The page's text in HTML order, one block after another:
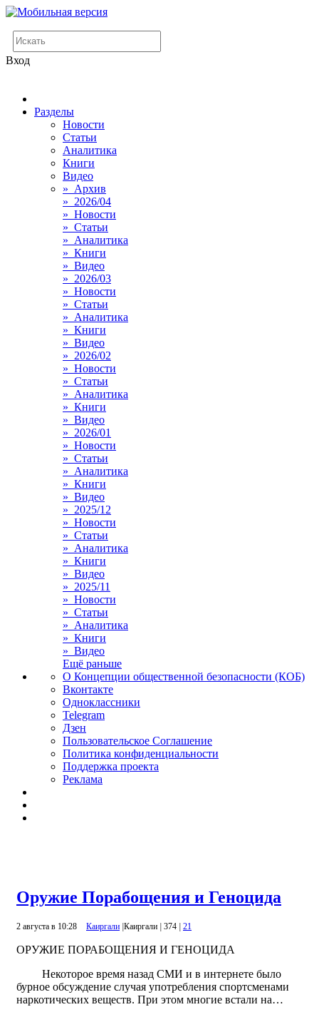
Вход
Разделы
Новости
Статьи
Аналитика
Книги
Видео
» Архив
» 2026/04
» Новости
» Статьи
» Аналитика
» Книги
» Видео
» 2026/03
» Новости
» Статьи
» Аналитика
» Книги
» Видео
» 2026/02
» Новости
» Статьи
» Аналитика
» Книги
» Видео
» 2026/01
» Новости
» Статьи
» Аналитика
» Книги
» Видео
» 2025/12
» Новости
» Статьи
» Аналитика
» Книги
» Видео
» 2025/11
» Новости
» Статьи
» Аналитика
» Книги
» Видео
Ещё раньше
О Концепции общественной безопасности (КОБ)
Вконтакте
Одноклассники
Telegram
Дзен
Пользовательское Соглашение
Политика конфиденциальности
Поддержка проекта
Реклама
Оружие Порабощения и Геноцида
2 августа в 10:28 Каиргали |Каиргали | 374 | 21
ОРУЖИЕ ПОРАБОЩЕНИЯ И ГЕНОЦИДА
Некоторое время назад СМИ и в интернете было
бурное обсуждение случая употребления спортсменами
наркотических веществ. При этом многие встали на…